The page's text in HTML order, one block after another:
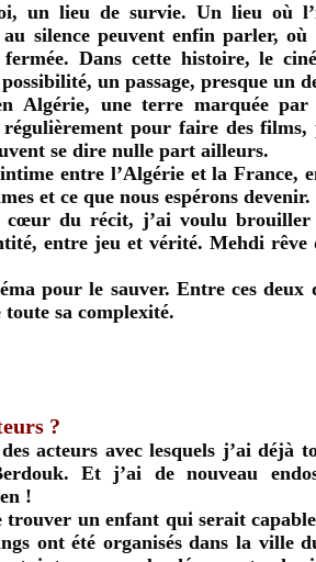
un lieu de survie. Un lieu où
silence peuvent enfin parler,
Dans cette histoire, le
un passage, presque un
Algérie, une terre marquée
pour faire des films,
se dire nulle part ailleurs.
entre l’Algérie et la France,
et ce que nous espérons devenir.
du récit, j’ai voulu brouiller
entre jeu et vérité. Mehdi rêve
pour le sauver. Entre ces deux
toute sa complexité.
?
acteurs avec lesquels j’ai déjà
Et j’ai de nouveau
!
un enfant qui serait
ont été organisés dans la ville